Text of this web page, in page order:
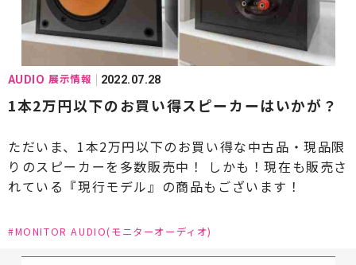
#HARMAN(ハーマン) #Harbeth(ハーベス)
#IsoTek(アイソテック) #JBL(ジェービーエル)
#KRIPTON(クリプトン)
#Kojo Technology(コージョーテクノロジー)
AUDIO 展示情報 2022.07.28
1本2万円以下のお買い得スピーカーはいかが？
ただいま、1本2万円以下のお買い得な中古品・現品限
りのスピーカーを多数販売中！ しかも！現在も販売さ
れている『現行モデル』の商品もございます！
#MONITOR AUDIO(モニターオーディオ)